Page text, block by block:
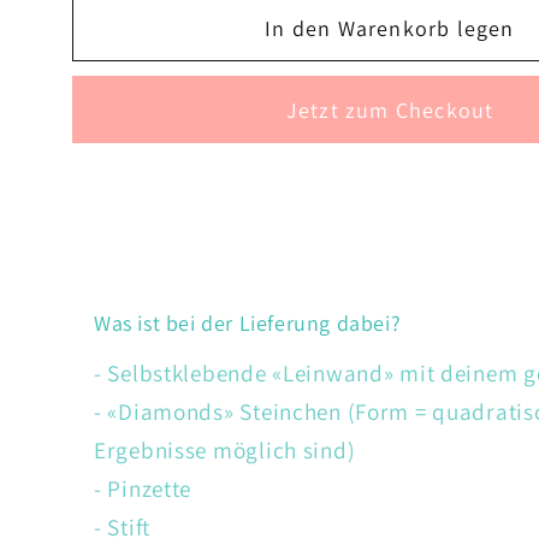
Papagei Papagei
In den Warenkorb legen
Jetzt zum Checkout
Was ist bei der Lieferung dabei?
- Selbstklebende «Leinwand» mit deinem
- «Diamonds» Steinchen (Form =
Ergebnisse möglich sind)
- Pinzette
- Stift